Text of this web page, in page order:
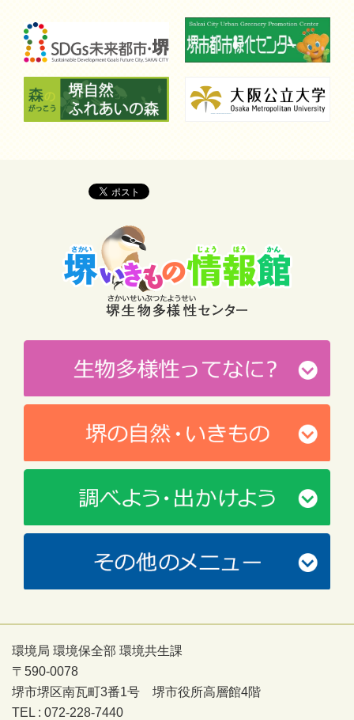
環境局 環境保全部 環境共生課
〒590-0078
堺市堺区南瓦町3番1号 堺市役所高層館4階
TEL : 072-228-7440